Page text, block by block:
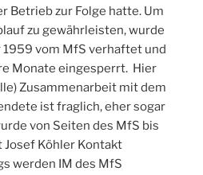
Betrieb zur Folge hatte. Um
zu gewährleisten, wurde
1959 vom MfS verhaftet und
Monate eingesperrt. Hier
Zusammenarbeit mit dem
ist fraglich, eher sogar
von Seiten des MfS bis
Köhler Kontakt
werden IM des MfS